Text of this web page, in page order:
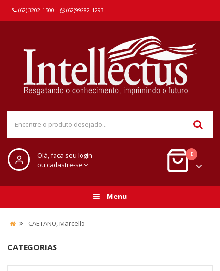
(62) 3202-1500 (62)99282-1293
Olá, faça seu login
ou cadastre-se
0
Menu
CAETANO, Marcello
CATEGORIAS